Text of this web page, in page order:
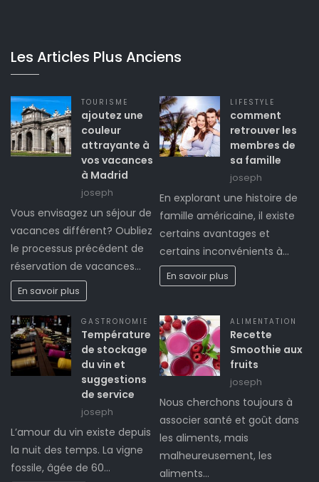
Les Articles Plus Anciens
TOURISME
ajoutez une
couleur
attrayante à
vos vacances
à Madrid
joseph
Vous envisagez un séjour de
vacances différent? Oubliez
le processus précédent de
réservation de vacances…
En savoir plus
LIFESTYLE
comment
retrouver les
membres de
sa famille
joseph
En explorant une histoire de
famille américaine, il existe
certains avantages et
certains inconvénients à…
En savoir plus
GASTRONOMIE
Température
de stockage
du vin et
suggestions
de service
joseph
L’amour du vin existe depuis
la nuit des temps. La vigne
fossile, âgée de 60…
ALIMENTATION
Recette
Smoothie aux
fruits
joseph
Nous cherchons toujours à
associer santé et goût dans
les aliments, mais
malheureusement, les
aliments…